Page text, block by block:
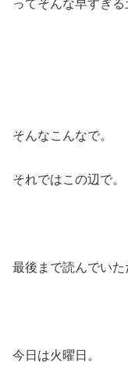
ってそんな早すぎる
そんなこんなで。
それではこの辺で。
最後まで読んでいた
今日は火曜日。